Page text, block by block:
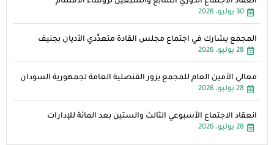
30 يوليو، 2026
المجمع يشارك في اجتماع مجلس القادة متعدِّدي الأديان بجنيف
28 يوليو، 2026
معالي الأمين العام للمجمع يزور القنصلية العامة لجمهورية السودان
28 يوليو، 2026
انعقاد الاجتماع الأسبوعي الثالث والستين بعد المائة للإدارات
28 يوليو، 2026